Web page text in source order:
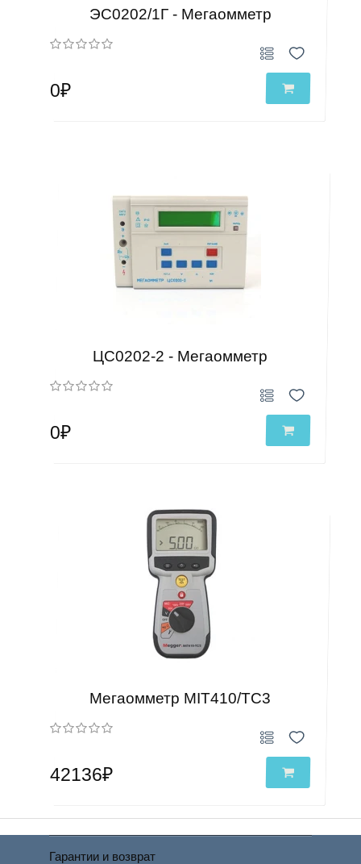
ЭС0202/1Г - Мегаомметр
0₽
ЦС0202-2 - Мегаомметр
0₽
Мегаомметр MIT410/ТС3
42136₽
Гарантии и возврат